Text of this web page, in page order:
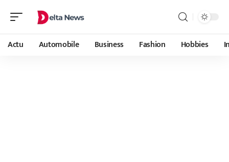
Actu Automobile Business Fashion Hobbies